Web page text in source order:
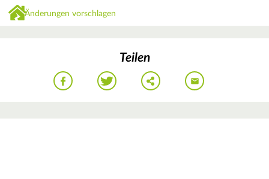
Änderungen vorschlagen
Teilen